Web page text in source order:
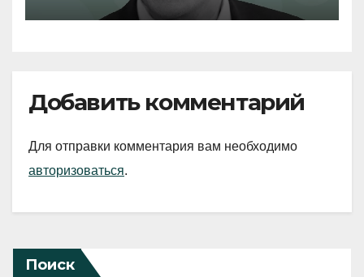
Добавить комментарий
Для отправки комментария вам необходимо
авторизоваться.
Поиск